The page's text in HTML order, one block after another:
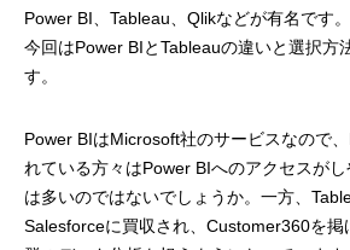
Power BI、Tableau、Qlikなどが有名です。
今回はPower BIとTableauの違いと選択方
す。
Power BIはMicrosoft社のサービスなので
れている方々はPower BIへのアクセスが
は多いのではないでしょうか。一方、
Salesforceに買収され、Customer360を掲